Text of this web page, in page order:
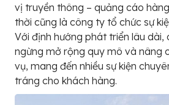
vị truyền thông – quảng cáo
thời cũng là công ty tổ chức sự
Với định hướng phát triển lâu dài,
ngừng mở rộng quy mô và nâng
vụ, mang đến nhiều sự kiện
tráng cho khách hàng.